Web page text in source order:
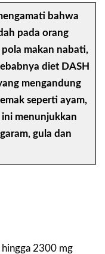
bahwa
pada orang
makan nabati,
diet DASH
mengandung
seperti ayam,
menunjukkan
gula dan
2300 mg